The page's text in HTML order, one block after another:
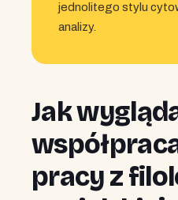
jednolitego stylu
analizy.
Jak
pracy z